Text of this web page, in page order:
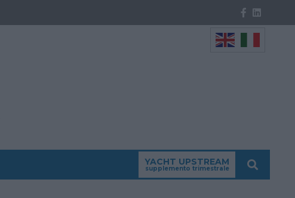
YACHT UPSTREAM
supplemento trimestrale